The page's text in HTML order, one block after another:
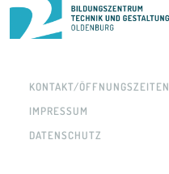
KONTAKT/ÖFFNUNGSZEITEN
IMPRESSUM
DATENSCHUTZ